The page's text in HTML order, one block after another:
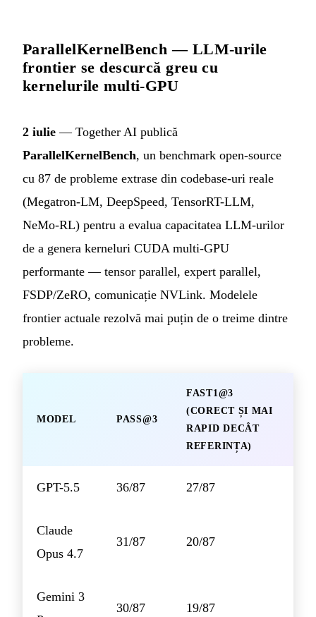
ParallelKernelBench — LLM-urile
frontier se descurcă greu cu
kernelurile multi-GPU
2 iulie — Together AI publică
ParallelKernelBench, un benchmark open-source
cu 87 de probleme extrase din codebase-uri reale
(Megatron-LM, DeepSpeed, TensorRT-LLM,
NeMo-RL) pentru a evalua capacitatea LLM-urilor
de a genera kerneluri CUDA multi-GPU
performante — tensor parallel, expert parallel,
FSDP/ZeRO, comunicație NVLink. Modelele
frontier actuale rezolvă mai puțin de o treime dintre
probleme.
MODEL PASS@3
FAST1@3
(CORECT ȘI MAI
RAPID DECÂT
REFERINȚA)
GPT-5.5 36/87 27/87
Claude
Opus 4.7
31/87 20/87
Gemini 3
30/87 19/87